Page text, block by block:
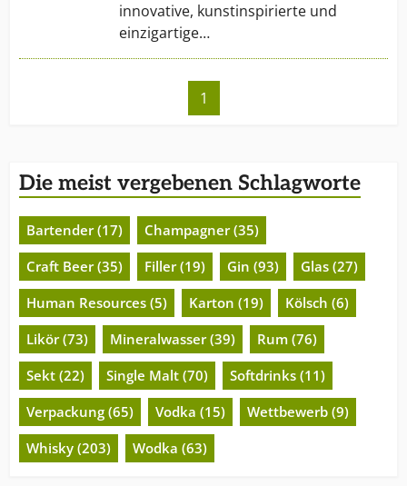
innovative, kunstinspirierte und
einzigartige…
1
Die meist vergebenen Schlagworte
Bartender (17)
Champagner (35)
Craft Beer (35)
Filler (19) Gin (93)
Glas (27)
Human Resources (5)
Karton (19)
Kölsch (6)
Likör (73)
Mineralwasser (39)
Rum (76)
Sekt (22)
Single Malt (70)
Softdrinks (11)
Verpackung (65)
Vodka (15)
Wettbewerb (9)
Whisky (203)
Wodka (63)